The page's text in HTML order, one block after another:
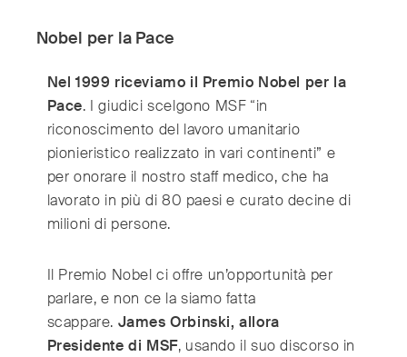
Nobel per la Pace
Nel 1999 riceviamo il Premio Nobel per la
Pace. I giudici scelgono MSF “in
riconoscimento del lavoro umanitario
pionieristico realizzato in vari continenti” e
per onorare il nostro staff medico, che ha
lavorato in più di 80 paesi e curato decine di
milioni di persone.
Il Premio Nobel ci offre un’opportunità per
parlare, e non ce la siamo fatta
scappare. James Orbinski, allora
Presidente di MSF, usando il suo discorso in